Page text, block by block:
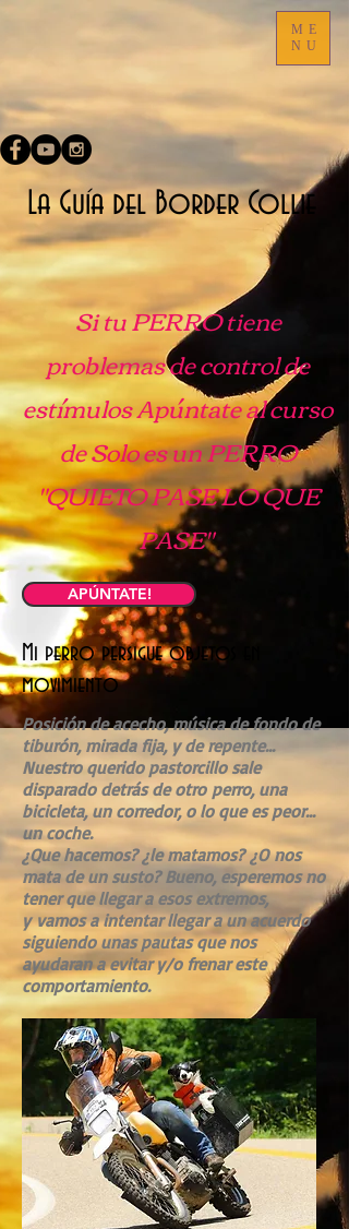
​La Guía del Border Collie
ME
NU
APÚNTATE!
Si tu PERRO tiene
problemas de control de
estímulos Apúntate al curso
de Solo es un PERRO
"QUIETO PASE LO QUE
PASE"
Mi perro persigue objetos en
movimiento
Posición de acecho, música de fondo de
tiburón, mirada fija, y de repente...
Nuestro querido pastorcillo sale
disparado detrás de otro perro, una
bicicleta, un corredor, o lo que es peor...
un coche.
¿Que hacemos? ¿le matamos? ¿O nos
mata de un susto? Bueno, esperemos no
tener que llegar a esos extremos,
y vamos a intentar llegar a un acuerdo
siguiendo unas pautas que nos
ayudaran a evitar y/o frenar este
comportamiento.